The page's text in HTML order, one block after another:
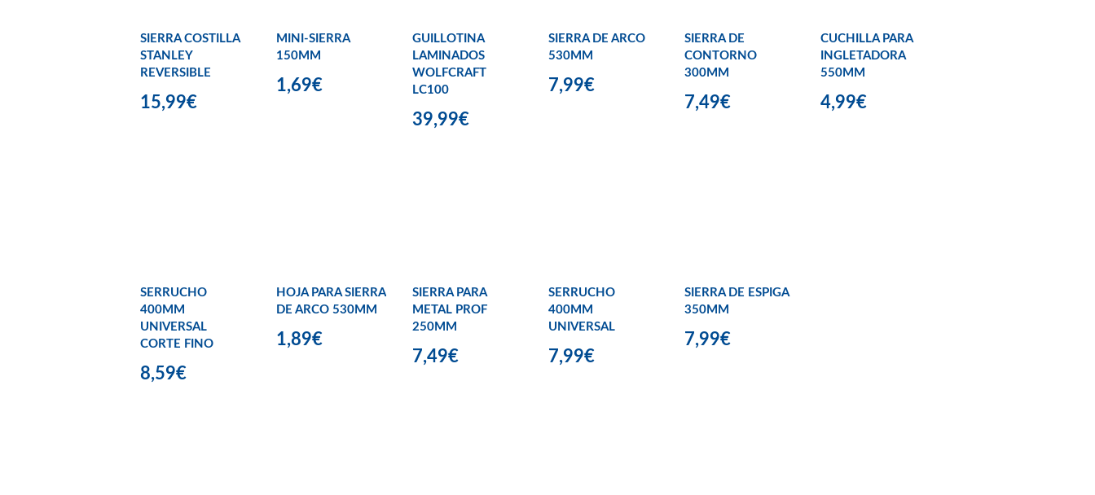
SIERRA COSTILLA
STANLEY
REVERSIBLE
15,99€
MINI-SIERRA
150MM
1,69€
GUILLOTINA
LAMINADOS
WOLFCRAFT
LC100
39,99€
SIERRA DE ARCO
530MM
7,99€
SIERRA DE
CONTORNO
300MM
7,49€
CUCHILLA PARA
INGLETADORA
550MM
4,99€
SERRUCHO
400MM
UNIVERSAL
CORTE FINO
8,59€
HOJA PARA SIERRA
DE ARCO 530MM
1,89€
SIERRA PARA
METAL PROF
250MM
7,49€
SERRUCHO
400MM
UNIVERSAL
7,99€
SIERRA DE ESPIGA
350MM
7,99€